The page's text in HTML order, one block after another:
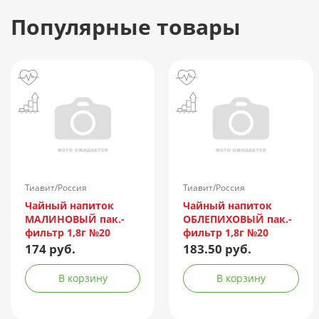
Популярные товары
Тиавит/Россия
Чайный напиток
МАЛИНОВЫЙ пак.-
фильтр 1,8г №20
174 руб.
В корзину
Тиавит/Россия
Чайный напиток
ОБЛЕПИХОВЫЙ пак.-
фильтр 1,8г №20
183.50 руб.
В корзину